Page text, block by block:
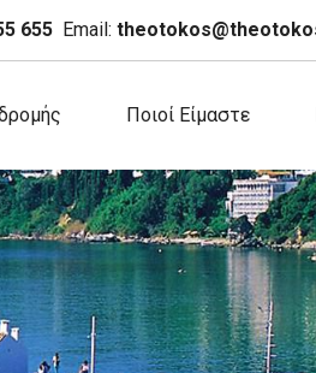
655 Email:
Ποιοί Είμαστε